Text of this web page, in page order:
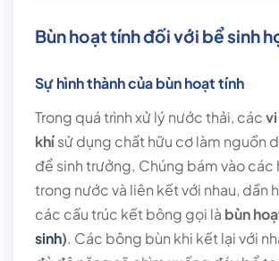
Bùn hoạt tính đối với bể sinh
Sự hình thành của bùn hoạt tính
Trong quá trình xử lý nước thải, các
khísử dụng chất hữu cơ làm nguồn
để sinh trưởng. Chúng bám vào các
trong nước và liên kết với nhau, dần
các cấu trúc kết bông gọi là bùn
sinh). Các bông bùn khi kết lại với